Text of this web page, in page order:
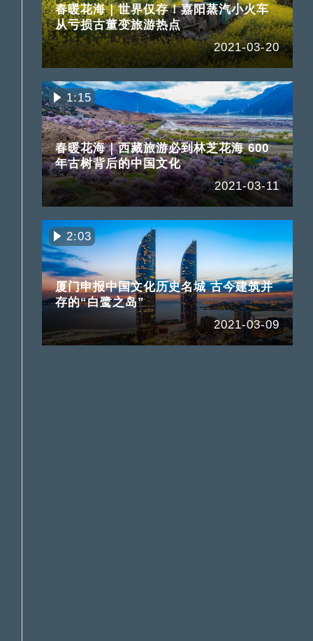
春暖花海｜世界仅存！嘉阳蒸汽小火车
从亏损古董变旅游热点
2021-03-20
1:15
春暖花海｜西藏旅游必到林芝花海 600
年古树背后的中国文化
2021-03-11
2:03
厦门申报中国文化历史名城 古今建筑并
存的“白鹭之岛”
2021-03-09